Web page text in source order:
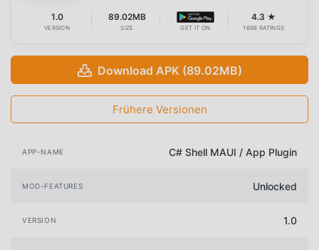
1.0
VERSION
89.02MB
SIZE GET IT ON
4.3 ★
1698 RATINGS
Download APK (89.02MB)
Frühere Versionen
APP-NAME C# Shell MAUI / App Plugin
MOD-FEATURES Unlocked
VERSION 1.0